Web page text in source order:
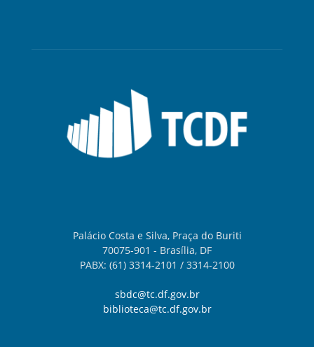
Palácio Costa e Silva, Praça do Buriti
70075-901 - Brasília, DF
PABX: (61) 3314-2101 / 3314-2100
sbdc@tc.df.gov.br
biblioteca@tc.df.gov.br